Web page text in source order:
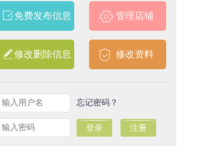
免费发布信息 管理店铺
修改删除信息 修改资料
忘记密码？